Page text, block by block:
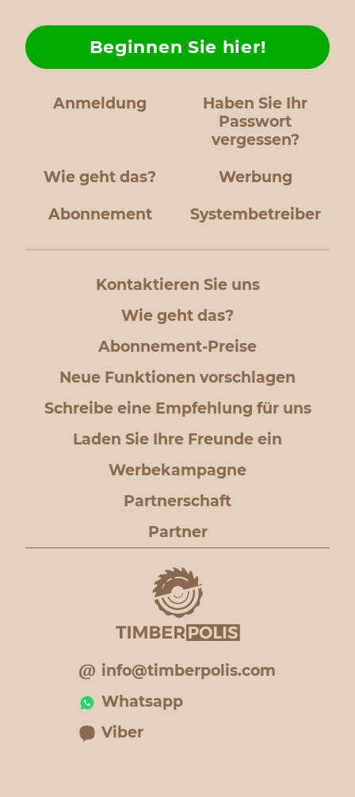
Anmeldung
Haben Sie Ihr
Passwort
vergessen?
Wie geht das?
Beginnen Sie hier!
Werbung
Abonnement Systembetreiber
Kontaktieren Sie uns
Wie geht das?
Abonnement-Preise
Neue Funktionen vorschlagen
Schreibe eine Empfehlung für uns
Laden Sie Ihre Freunde ein
Werbekampagne
Partnerschaft
Partner
info@timberpolis.com
Whatsapp
Viber